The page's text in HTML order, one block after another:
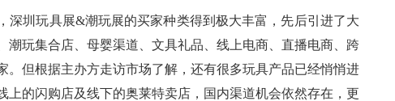
深圳玩具展&潮玩展的买家种类得到极大丰富，先后引进了大
潮玩集合店、母婴渠道、文具礼品、线上电商、直播电商、跨
。但根据主办方走访市场了解，还有很多玩具产品已经悄悄进
上的闪购店及线下的奥莱特卖店，国内渠道机会依然存在，更